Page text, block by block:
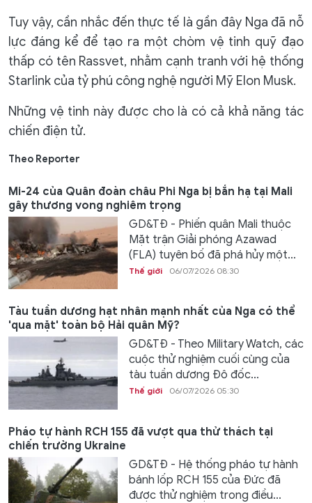
Tuy vậy, cần nhắc đến thực tế là gần đây Nga đã nỗ
lực đáng kể để tạo ra một chòm vệ tinh quỹ đạo
thấp có tên Rassvet, nhằm cạnh tranh với hệ thống
Starlink của tỷ phú công nghệ người Mỹ Elon Musk.
Những vệ tinh này được cho là có cả khả năng tác
chiến điện tử.
Theo Reporter
Mi-24 của Quân đoàn châu Phi Nga bị bắn hạ tại Mali
gây thương vong nghiêm trọng
GD&TĐ - Phiến quân Mali thuộc
Mặt trận Giải phóng Azawad
(FLA) tuyên bố đã phá hủy một...
Thế giới 06/07/2026 08:30
Tàu tuần dương hạt nhân mạnh nhất của Nga có thể
'qua mặt' toàn bộ Hải quân Mỹ?
GD&TĐ - Theo Military Watch, các
cuộc thử nghiệm cuối cùng của
tàu tuần dương Đô đốc...
Thế giới 06/07/2026 05:30
Pháo tự hành RCH 155 đã vượt qua thử thách tại
chiến trường Ukraine
GD&TĐ - Hệ thống pháo tự hành
bánh lốp RCH 155 của Đức đã
được thử nghiệm trong điều...